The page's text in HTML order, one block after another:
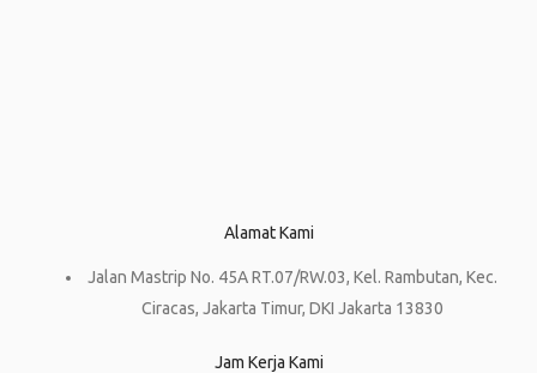
Alamat Kami
Jalan Mastrip No. 45A RT.07/RW.03, Kel. Rambutan, Kec.
Ciracas, Jakarta Timur, DKI Jakarta 13830
Jam Kerja Kami